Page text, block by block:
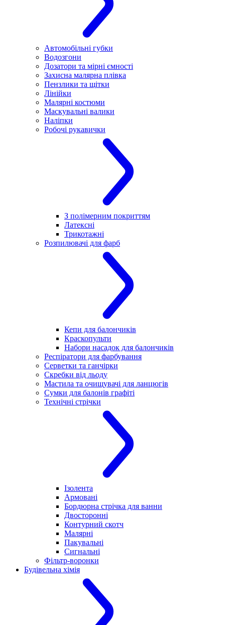
Автомобільні губки
Водозгони
Дозатори та мірні ємності
Захисна малярна плівка
Пензлики та щітки
Лінійки
Малярні костюми
Маскувальні валики
Наліпки
Робочі рукавички
З полімерним покриттям
Латексні
Трикотажні
Розпилювачі для фарб
Кепи для балончиків
Краскопульти
Набори насадок для балончиків
Респіратори для фарбування
Серветки та ганчірки
Скребки від льоду
Мастила та очищувачі для ланцюгів
Сумки для балонів графіті
Технічні стрічки
Ізолента
Армовані
Бордюрна стрічка для ванни
Двосторонні
Контурний скотч
Малярні
Пакувальні
Сигнальні
Фільтр-воронки
Будівельна хімія